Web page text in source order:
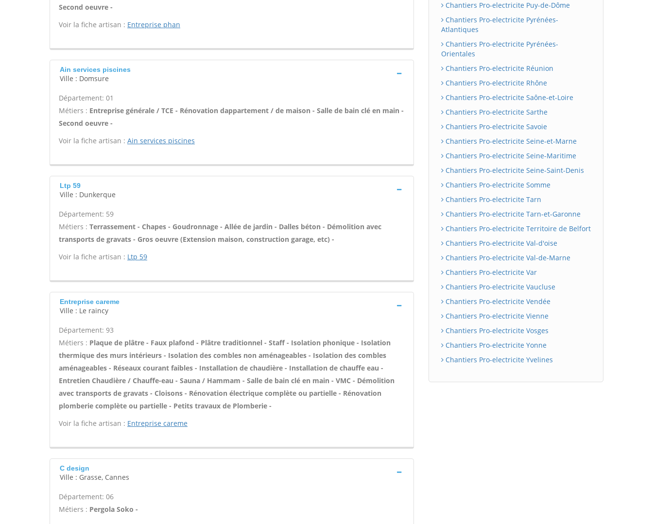
Second oeuvre -
Voir la fiche artisan : Entreprise phan
Ain services piscines
Ville : Domsure
Département: 01
Métiers : Entreprise générale / TCE - Rénovation dappartement / de maison - Salle de bain clé en main -
Second oeuvre -
Voir la fiche artisan : Ain services piscines
Ltp 59
Ville : Dunkerque
Département: 59
Métiers : Terrassement - Chapes - Goudronnage - Allée de jardin - Dalles béton - Démolition avec
transports de gravats - Gros oeuvre (Extension maison, construction garage, etc) -
Voir la fiche artisan : Ltp 59
Entreprise careme
Ville : Le raincy
Département: 93
Métiers : Plaque de plâtre - Faux plafond - Plâtre traditionnel - Staff - Isolation phonique - Isolation
thermique des murs intérieurs - Isolation des combles non aménageables - Isolation des combles
aménageables - Réseaux courant faibles - Installation de chaudière - Installation de chauffe eau -
Entretien Chaudière / Chauffe-eau - Sauna / Hammam - Salle de bain clé en main - VMC - Démolition
avec transports de gravats - Cloisons - Rénovation électrique complète ou partielle - Rénovation
plomberie complète ou partielle - Petits travaux de Plomberie -
Voir la fiche artisan : Entreprise careme
C design
Ville : Grasse, Cannes
Département: 06
Métiers : Pergola Soko -
Chantiers Pro-electricite Puy-de-Dôme
Chantiers Pro-electricite Pyrénées-
Atlantiques
Chantiers Pro-electricite Pyrénées-
Orientales
Chantiers Pro-electricite Réunion
Chantiers Pro-electricite Rhône
Chantiers Pro-electricite Saône-et-Loire
Chantiers Pro-electricite Sarthe
Chantiers Pro-electricite Savoie
Chantiers Pro-electricite Seine-et-Marne
Chantiers Pro-electricite Seine-Maritime
Chantiers Pro-electricite Seine-Saint-Denis
Chantiers Pro-electricite Somme
Chantiers Pro-electricite Tarn
Chantiers Pro-electricite Tarn-et-Garonne
Chantiers Pro-electricite Territoire de Belfort
Chantiers Pro-electricite Val-d'oise
Chantiers Pro-electricite Val-de-Marne
Chantiers Pro-electricite Var
Chantiers Pro-electricite Vaucluse
Chantiers Pro-electricite Vendée
Chantiers Pro-electricite Vienne
Chantiers Pro-electricite Vosges
Chantiers Pro-electricite Yonne
Chantiers Pro-electricite Yvelines